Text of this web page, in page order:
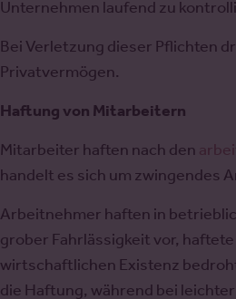
Unternehmen laufend zu
Bei Verletzung dieser Pflichten
Privatvermögen.
Haftung von Mitarbeitern
Mitarbeiter haften nach den
handelt es sich um zwingendes
Arbeitnehmer haften in
grober Fahrlässigkeit vor,
wirtschaftlichen Existenz
die Haftung, während bei